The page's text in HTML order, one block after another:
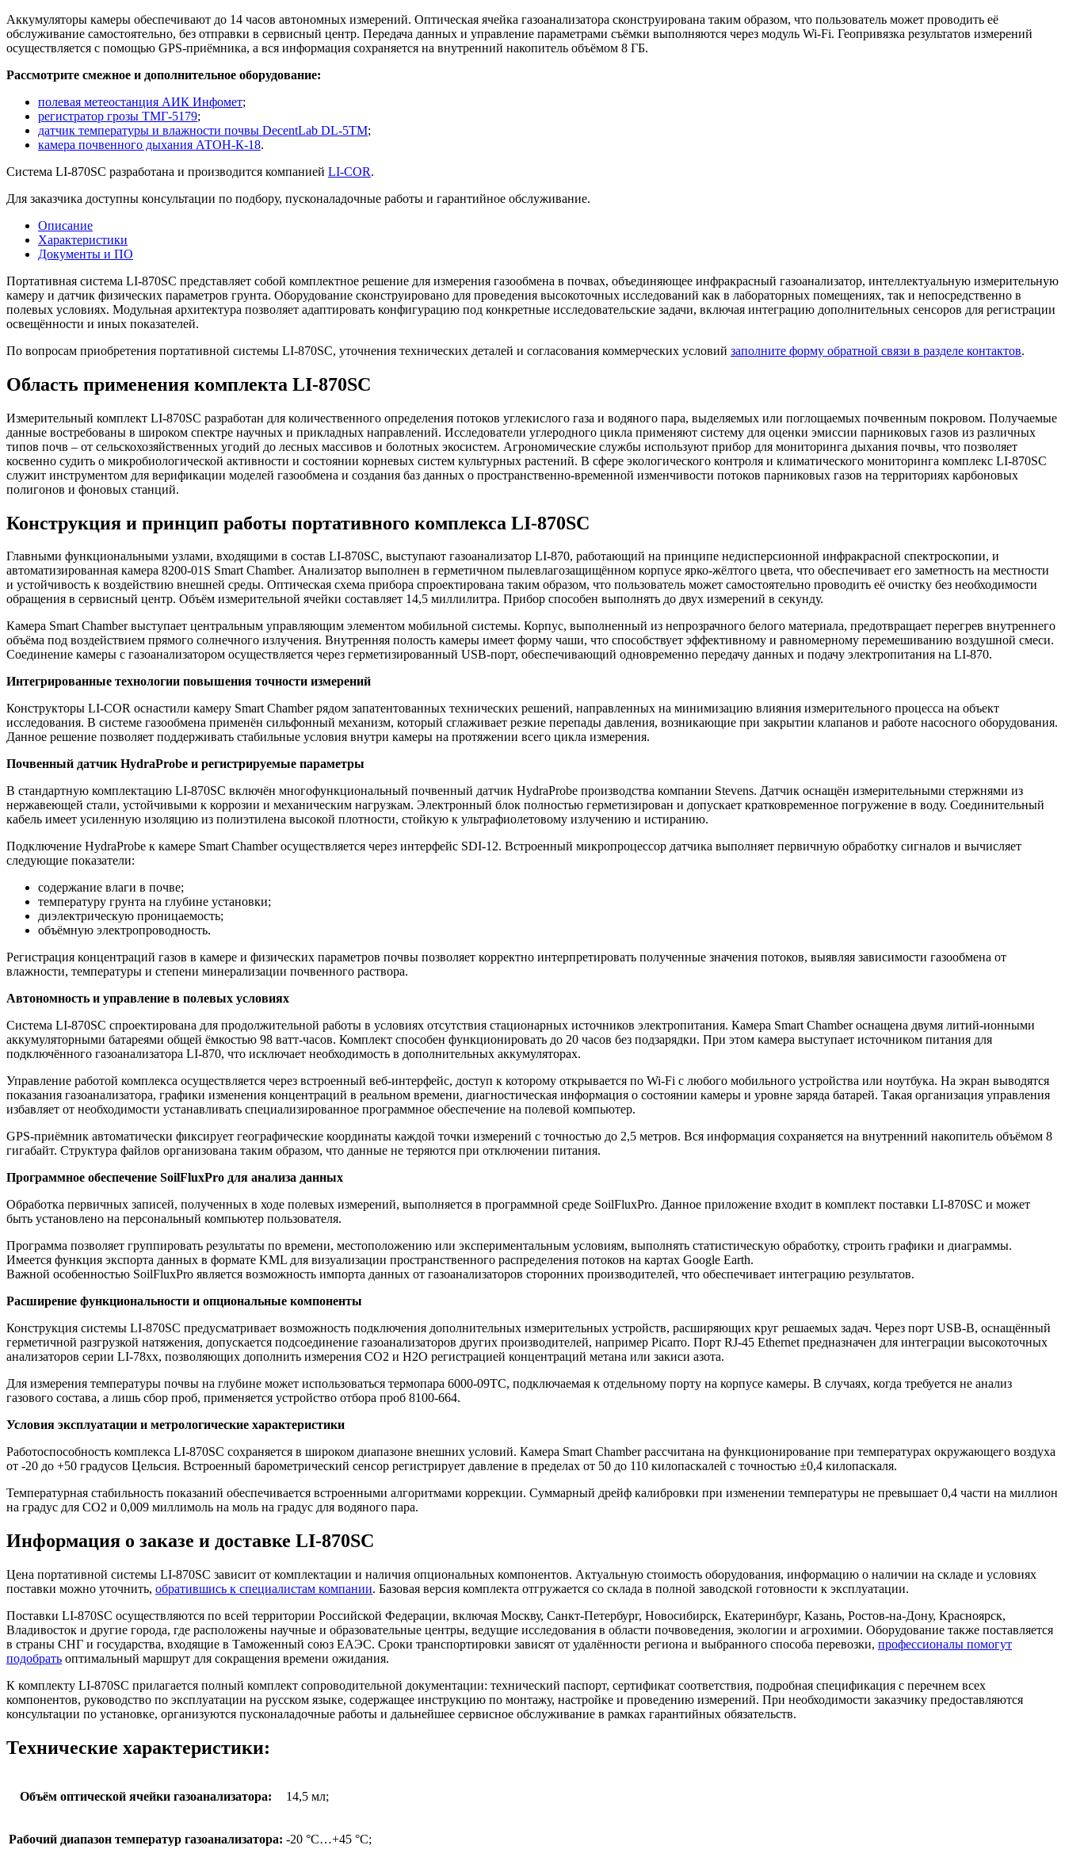
Аккумуляторы камеры обеспечивают до 14 часов автономных измерений. Оптическая ячейка газоанализатора сконструирована таким образом, что пользователь может проводить её
обслуживание самостоятельно, без отправки в сервисный центр. Передача данных и управление параметрами съёмки выполняются через модуль Wi-Fi. Геопривязка результатов измерений
осуществляется с помощью GPS-приёмника, а вся информация сохраняется на внутренний накопитель объёмом 8 ГБ.
Рассмотрите смежное и дополнительное оборудование:
полевая метеостанция АИК Инфомет;
регистратор грозы ТМГ-5179;
датчик температуры и влажности почвы DecentLab DL-5TM;
камера почвенного дыхания АТОН-К-18.
Система LI-870SC разработана и производится компанией LI-COR.
Для заказчика доступны консультации по подбору, пусконаладочные работы и гарантийное обслуживание.
Описание
Характеристики
Документы и ПО
Портативная система LI-870SC представляет собой комплектное решение для измерения газообмена в почвах, объединяющее инфракрасный газоанализатор, интеллектуальную измерительную
камеру и датчик физических параметров грунта. Оборудование сконструировано для проведения высокоточных исследований как в лабораторных помещениях, так и непосредственно в
полевых условиях. Модульная архитектура позволяет адаптировать конфигурацию под конкретные исследовательские задачи, включая интеграцию дополнительных сенсоров для регистрации
освещённости и иных показателей.
По вопросам приобретения портативной системы LI-870SC, уточнения технических деталей и согласования коммерческих условий заполните форму обратной связи в разделе контактов.
Область применения комплекта LI-870SC
Измерительный комплект LI-870SC разработан для количественного определения потоков углекислого газа и водяного пара, выделяемых или поглощаемых почвенным покровом. Получаемые
данные востребованы в широком спектре научных и прикладных направлений. Исследователи углеродного цикла применяют систему для оценки эмиссии парниковых газов из различных
типов почв – от сельскохозяйственных угодий до лесных массивов и болотных экосистем. Агрономические службы используют прибор для мониторинга дыхания почвы, что позволяет
косвенно судить о микробиологической активности и состоянии корневых систем культурных растений. В сфере экологического контроля и климатического мониторинга комплекс LI-870SC
служит инструментом для верификации моделей газообмена и создания баз данных о пространственно-временной изменчивости потоков парниковых газов на территориях карбоновых
полигонов и фоновых станций.
Конструкция и принцип работы портативного комплекса LI-870SC
Главными функциональными узлами, входящими в состав LI-870SC, выступают газоанализатор LI-870, работающий на принципе недисперсионной инфракрасной спектроскопии, и
автоматизированная камера 8200-01S Smart Chamber. Анализатор выполнен в герметичном пылевлагозащищённом корпусе ярко-жёлтого цвета, что обеспечивает его заметность на местности
и устойчивость к воздействию внешней среды. Оптическая схема прибора спроектирована таким образом, что пользователь может самостоятельно проводить её очистку без необходимости
обращения в сервисный центр. Объём измерительной ячейки составляет 14,5 миллилитра. Прибор способен выполнять до двух измерений в секунду.
Камера Smart Chamber выступает центральным управляющим элементом мобильной системы. Корпус, выполненный из непрозрачного белого материала, предотвращает перегрев внутреннего
объёма под воздействием прямого солнечного излучения. Внутренняя полость камеры имеет форму чаши, что способствует эффективному и равномерному перемешиванию воздушной смеси.
Соединение камеры с газоанализатором осуществляется через герметизированный USB-порт, обеспечивающий одновременно передачу данных и подачу электропитания на LI-870.
Интегрированные технологии повышения точности измерений
Конструкторы LI-COR оснастили камеру Smart Chamber рядом запатентованных технических решений, направленных на минимизацию влияния измерительного процесса на объект
исследования. В системе газообмена применён сильфонный механизм, который сглаживает резкие перепады давления, возникающие при закрытии клапанов и работе насосного оборудования.
Данное решение позволяет поддерживать стабильные условия внутри камеры на протяжении всего цикла измерения.
Почвенный датчик HydraProbe и регистрируемые параметры
В стандартную комплектацию LI-870SC включён многофункциональный почвенный датчик HydraProbe производства компании Stevens. Датчик оснащён измерительными стержнями из
нержавеющей стали, устойчивыми к коррозии и механическим нагрузкам. Электронный блок полностью герметизирован и допускает кратковременное погружение в воду. Соединительный
кабель имеет усиленную изоляцию из полиэтилена высокой плотности, стойкую к ультрафиолетовому излучению и истиранию.
Подключение HydraProbe к камере Smart Chamber осуществляется через интерфейс SDI-12. Встроенный микропроцессор датчика выполняет первичную обработку сигналов и вычисляет
следующие показатели:
содержание влаги в почве;
температуру грунта на глубине установки;
диэлектрическую проницаемость;
объёмную электропроводность.
Регистрация концентраций газов в камере и физических параметров почвы позволяет корректно интерпретировать полученные значения потоков, выявляя зависимости газообмена от
влажности, температуры и степени минерализации почвенного раствора.
Автономность и управление в полевых условиях
Система LI-870SC спроектирована для продолжительной работы в условиях отсутствия стационарных источников электропитания. Камера Smart Chamber оснащена двумя литий-ионными
аккумуляторными батареями общей ёмкостью 98 ватт-часов. Комплект способен функционировать до 20 часов без подзарядки. При этом камера выступает источником питания для
подключённого газоанализатора LI-870, что исключает необходимость в дополнительных аккумуляторах.
Управление работой комплекса осуществляется через встроенный веб-интерфейс, доступ к которому открывается по Wi-Fi с любого мобильного устройства или ноутбука. На экран выводятся
показания газоанализатора, графики изменения концентраций в реальном времени, диагностическая информация о состоянии камеры и уровне заряда батарей. Такая организация управления
избавляет от необходимости устанавливать специализированное программное обеспечение на полевой компьютер.
GPS-приёмник автоматически фиксирует географические координаты каждой точки измерений с точностью до 2,5 метров. Вся информация сохраняется на внутренний накопитель объёмом 8
гигабайт. Структура файлов организована таким образом, что данные не теряются при отключении питания.
Программное обеспечение SoilFluxPro для анализа данных
Обработка первичных записей, полученных в ходе полевых измерений, выполняется в программной среде SoilFluxPro. Данное приложение входит в комплект поставки LI-870SC и может
быть установлено на персональный компьютер пользователя.
Программа позволяет группировать результаты по времени, местоположению или экспериментальным условиям, выполнять статистическую обработку, строить графики и диаграммы.
Имеется функция экспорта данных в формате KML для визуализации пространственного распределения потоков на картах Google Earth.
Важной особенностью SoilFluxPro является возможность импорта данных от газоанализаторов сторонних производителей, что обеспечивает интеграцию результатов.
Расширение функциональности и опциональные компоненты
Конструкция системы LI-870SC предусматривает возможность подключения дополнительных измерительных устройств, расширяющих круг решаемых задач. Через порт USB-B, оснащённый
герметичной разгрузкой натяжения, допускается подсоединение газоанализаторов других производителей, например Picarro. Порт RJ-45 Ethernet предназначен для интеграции высокоточных
анализаторов серии LI-78xx, позволяющих дополнить измерения CO2 и H2O регистрацией концентраций метана или закиси азота.
Для измерения температуры почвы на глубине может использоваться термопара 6000-09TC, подключаемая к отдельному порту на корпусе камеры. В случаях, когда требуется не анализ
газового состава, а лишь сбор проб, применяется устройство отбора проб 8100-664.
Условия эксплуатации и метрологические характеристики
Работоспособность комплекса LI-870SC сохраняется в широком диапазоне внешних условий. Камера Smart Chamber рассчитана на функционирование при температурах окружающего воздуха
от -20 до +50 градусов Цельсия. Встроенный барометрический сенсор регистрирует давление в пределах от 50 до 110 килопаскалей с точностью ±0,4 килопаскаля.
Температурная стабильность показаний обеспечивается встроенными алгоритмами коррекции. Суммарный дрейф калибровки при изменении температуры не превышает 0,4 части на миллион
на градус для CO2 и 0,009 миллимоль на моль на градус для водяного пара.
Информация о заказе и доставке LI-870SC
Цена портативной системы LI-870SC зависит от комплектации и наличия опциональных компонентов. Актуальную стоимость оборудования, информацию о наличии на складе и условиях
поставки можно уточнить, обратившись к специалистам компании. Базовая версия комплекта отгружается со склада в полной заводской готовности к эксплуатации.
Поставки LI-870SC осуществляются по всей территории Российской Федерации, включая Москву, Санкт-Петербург, Новосибирск, Екатеринбург, Казань, Ростов-на-Дону, Красноярск,
Владивосток и другие города, где расположены научные и образовательные центры, ведущие исследования в области почвоведения, экологии и агрохимии. Оборудование также поставляется
в страны СНГ и государства, входящие в Таможенный союз ЕАЭС. Сроки транспортировки зависят от удалённости региона и выбранного способа перевозки, профессионалы помогут
подобрать оптимальный маршрут для сокращения времени ожидания.
К комплекту LI-870SC прилагается полный комплект сопроводительной документации: технический паспорт, сертификат соответствия, подробная спецификация с перечнем всех
компонентов, руководство по эксплуатации на русском языке, содержащее инструкцию по монтажу, настройке и проведению измерений. При необходимости заказчику предоставляются
консультации по установке, организуются пусконаладочные работы и дальнейшее сервисное обслуживание в рамках гарантийных обязательств.
Технические характеристики:
Объём оптической ячейки газоанализатора: 14,5 мл;
Рабочий диапазон температур газоанализатора: -20 °C…+45 °C;